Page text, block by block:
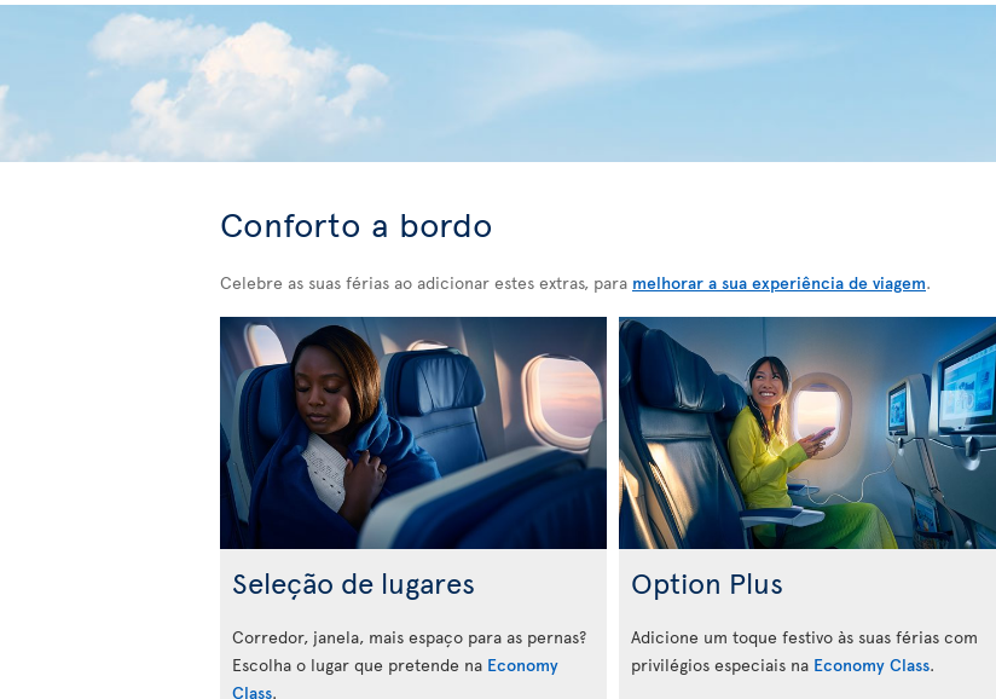
Conforto a bordo
Celebre as suas férias ao adicionar estes extras, para melhorar a sua experiência de viagem.
Seleção de lugares
Corredor, janela, mais espaço para as pernas?
Escolha o lugar que pretende na Economy
Class.
Option Plus
Adicione um toque festivo às suas férias com
privilégios especiais na Economy Class.